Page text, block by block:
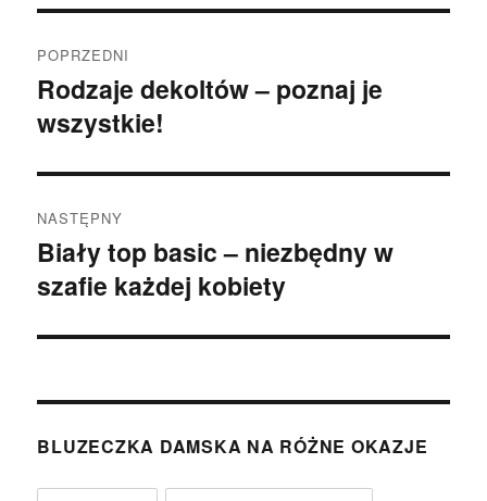
wpisu
POPRZEDNI
Poprzedni
wpis:
Rodzaje dekoltów – poznaj je
wszystkie!
NASTĘPNY
Następny
wpis:
Biały top basic – niezbędny w
szafie każdej kobiety
BLUZECZKA DAMSKA NA RÓŻNE OKAZJE